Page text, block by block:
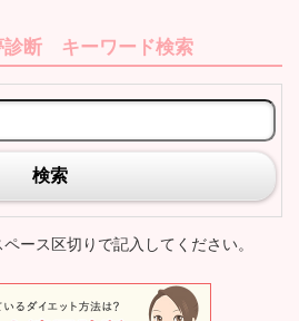
診断 キーワード検索
検索
ース区切りで記入してください。